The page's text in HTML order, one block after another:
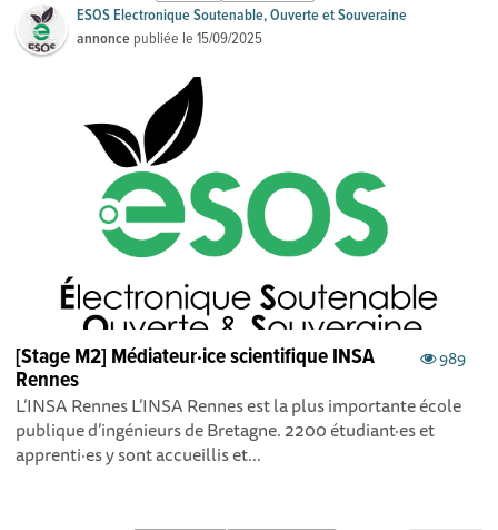
ESOS Electronique Soutenable, Ouverte et Souveraine
annonce publiée le15/09/2025
989
[Stage M2] Médiateur·ice scientifique INSA
Rennes
L’INSA Rennes L’INSA Rennes est la plus importante école
publique d’ingénieurs de Bretagne. 2200 étudiant·es et
apprenti·es y sont accueillis et...